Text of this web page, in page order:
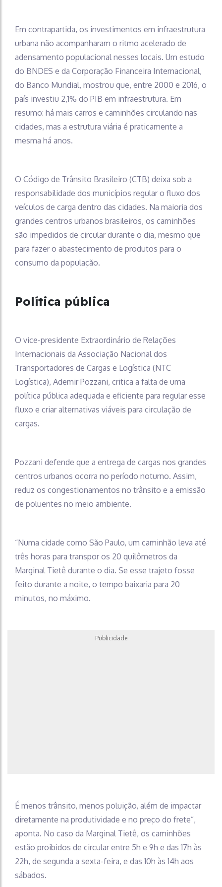
Em contrapartida, os investimentos em infraestrutura
urbana não acompanharam o ritmo acelerado de
adensamento populacional nesses locais. Um estudo
do BNDES e da Corporação Financeira Internacional,
do Banco Mundial, mostrou que, entre 2000 e 2016, o
país investiu 2,1% do PIB em infraestrutura. Em
resumo: há mais carros e caminhões circulando nas
cidades, mas a estrutura viária é praticamente a
mesma há anos.
O Código de Trânsito Brasileiro (CTB) deixa sob a
responsabilidade dos municípios regular o fluxo dos
veículos de carga dentro das cidades. Na maioria dos
grandes centros urbanos brasileiros, os caminhões
são impedidos de circular durante o dia, mesmo que
para fazer o abastecimento de produtos para o
consumo da população.
Política pública
O vice-presidente Extraordinário de Relações
Internacionais da Associação Nacional dos
Transportadores de Cargas e Logística (NTC
Logística), Ademir Pozzani, critica a falta de uma
política pública adequada e eficiente para regular esse
fluxo e criar alternativas viáveis para circulação de
cargas.
Pozzani defende que a entrega de cargas nos grandes
centros urbanos ocorra no período noturno. Assim,
reduz os congestionamentos no trânsito e a emissão
de poluentes no meio ambiente.
“Numa cidade como São Paulo, um caminhão leva até
três horas para transpor os 20 quilômetros da
Marginal Tietê durante o dia. Se esse trajeto fosse
feito durante a noite, o tempo baixaria para 20
minutos, no máximo.
Publicidade
É menos trânsito, menos poluição, além de impactar
diretamente na produtividade e no preço do frete”,
aponta. No caso da Marginal Tietê, os caminhões
estão proibidos de circular entre 5h e 9h e das 17h às
22h, de segunda a sexta-feira, e das 10h às 14h aos
sábados.